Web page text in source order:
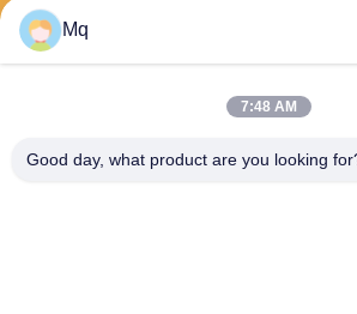
Mq
7:48 AM
Good day, what product are you looking